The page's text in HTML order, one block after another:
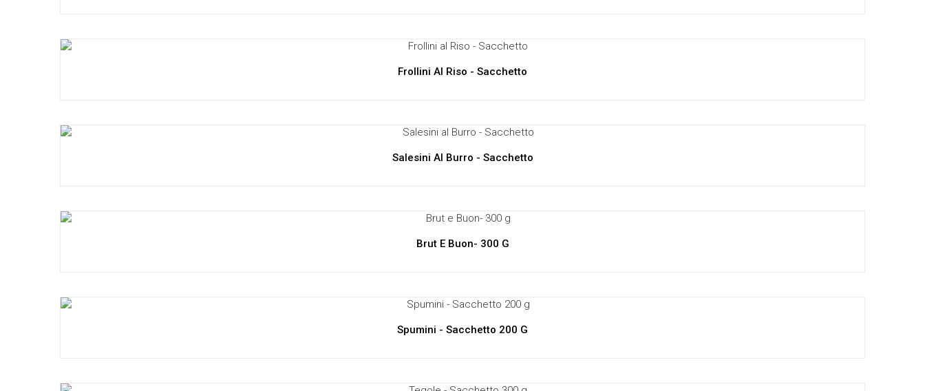
Frollini Al Riso - Sacchetto
Salesini Al Burro - Sacchetto
Brut E Buon- 300 G
Spumini - Sacchetto 200 G